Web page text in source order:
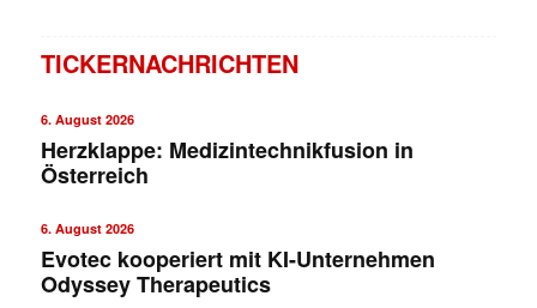
TICKERNACHRICHTEN
6. August 2026
Herzklappe: Medizintechnikfusion in
Österreich
6. August 2026
Evotec kooperiert mit KI-Unternehmen
Odyssey Therapeutics